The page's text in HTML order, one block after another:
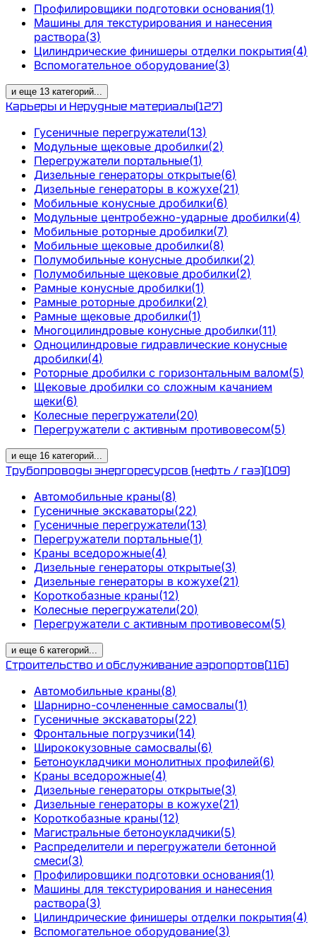
Профилировщики подготовки основания(1)
Машины для текстурирования и нанесения
раствора(3)
Цилиндрические финишеры отделки покрытия(4)
Вспомогательное оборудование(3)
и еще 13 категорий...
Карьеры и Нерудные материалы(127)
Гусеничные перегружатели(13)
Модульные щековые дробилки(2)
Перегружатели портальные(1)
Дизельные генераторы открытые(6)
Дизельные генераторы в кожухе(21)
Мобильные конусные дробилки(6)
Модульные центробежно-ударные дробилки(4)
Мобильные роторные дробилки(7)
Мобильные щековые дробилки(8)
Полумобильные конусные дробилки(2)
Полумобильные щековые дробилки(2)
Рамные конусные дробилки(1)
Рамные роторные дробилки(2)
Рамные щековые дробилки(1)
Многоцилиндровые конусные дробилки(11)
Одноцилиндровые гидравлические конусные
дробилки(4)
Роторные дробилки с горизонтальным валом(5)
Щековые дробилки со сложным качанием
щеки(6)
Колесные перегружатели(20)
Перегружатели с активным противовесом(5)
и еще 16 категорий...
Трубопроводы энергоресурсов (нефть / газ)(109)
Автомобильные краны(8)
Гусеничные экскаваторы(22)
Гусеничные перегружатели(13)
Перегружатели портальные(1)
Краны вседорожные(4)
Дизельные генераторы открытые(3)
Дизельные генераторы в кожухе(21)
Короткобазные краны(12)
Колесные перегружатели(20)
Перегружатели с активным противовесом(5)
и еще 6 категорий...
Строительство и обслуживание аэропортов(116)
Автомобильные краны(8)
Шарнирно-сочлененные самосвалы(1)
Гусеничные экскаваторы(22)
Фронтальные погрузчики(14)
Ширококузовные самосвалы(6)
Бетоноукладчики монолитных профилей(6)
Краны вседорожные(4)
Дизельные генераторы открытые(3)
Дизельные генераторы в кожухе(21)
Короткобазные краны(12)
Магистральные бетоноукладчики(5)
Распределители и перегружатели бетонной
смеси(3)
Профилировщики подготовки основания(1)
Машины для текстурирования и нанесения
раствора(3)
Цилиндрические финишеры отделки покрытия(4)
Вспомогательное оборудование(3)